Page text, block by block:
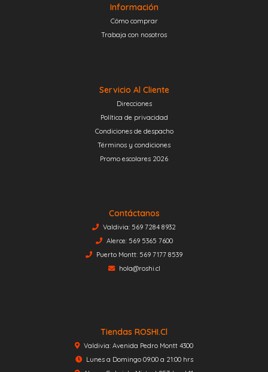
Información
Cómo comprar
Trabaja con nosotros
Servicio Al Cliente
Direcciones
Política de privacidad
Condiciones de despacho
Términos y condiciones
Promo escolares 2026
Contáctanos
Valdivia: 569 7284 8932
Alerce: 569 5365 7600
Puerto Montt: 569 7177 8539
hola@roshi.cl
Tiendas ROSHI.cl
Valdivia: Avenida Pedro Montt 4300
Lunes a Domingo 09:00 a 21:00 hrs